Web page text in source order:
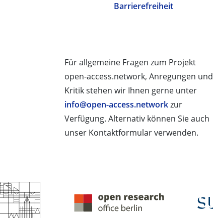
Barrierefreiheit
Für allgemeine Fragen zum Projekt
open-access.network, Anregungen und
Kritik stehen wir Ihnen gerne unter
info@open-access.networkzur
Verfügung. Alternativ können Sie auch
unser Kontaktformular verwenden.